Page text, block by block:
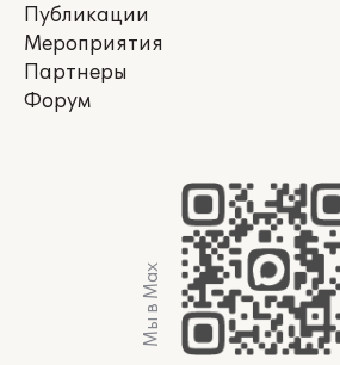
Публикации
Мероприятия
Партнеры
Форум
Мы в Max